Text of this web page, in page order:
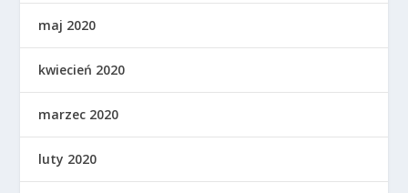
maj 2020
kwiecień 2020
marzec 2020
luty 2020